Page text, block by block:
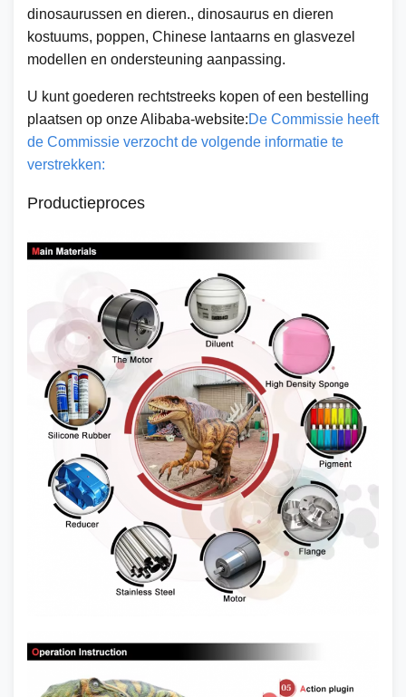
dinosaurussen en dieren., dinosaurus en dieren
kostuums, poppen, Chinese lantaarns en glasvezel
modellen en ondersteuning aanpassing.
U kunt goederen rechtstreeks kopen of een bestelling
plaatsen op onze Alibaba-website:De Commissie heeft
de Commissie verzocht de volgende informatie te
verstrekken:
Productieproces